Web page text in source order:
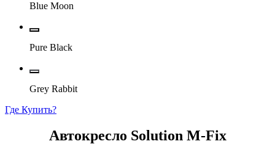
Blue Moon
Pure Black
Grey Rabbit
Где Купить?
Автокресло Solution M-Fix